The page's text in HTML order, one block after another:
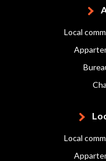
Local
Local